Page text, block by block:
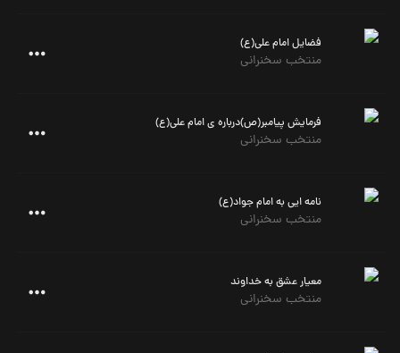
فضایل امام علی(ع)
منتخب سخنرانی
فرمایش پیامبر(ص)درباره ی امام علی(ع)
منتخب سخنرانی
نامه ایی به امام جواد(ع)
منتخب سخنرانی
معیار عشق به خداوند
منتخب سخنرانی